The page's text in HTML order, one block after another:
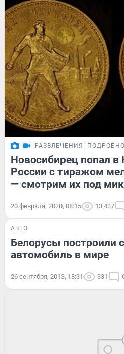
РАЗВЛЕЧЕНИЯ
Новосибирец попал в
России с тиражом
— смотрим их под
20 февраля, 2020, 08:15 13 437
АВТО
Белорусы построили
автомобиль в мире
26 сентября, 2013, 18:31 331